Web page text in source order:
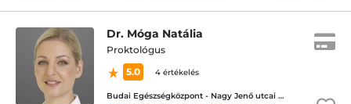
Dr. Móga Natália
Proktológus
5.0
4 értékelés
Budai Egészségközpont - Nagy Jenő utcai magánrendelők